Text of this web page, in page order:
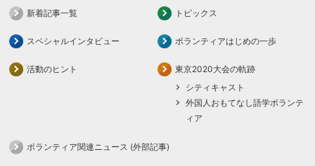
新着記事一覧 トピックス
スペシャルインタビュー ボランティアはじめの一歩
活動のヒント
東京2020大会の軌跡
シティキャスト
外国人おもてなし語学ボランテ
ィア
ボランティア関連ニュース (外部記事)